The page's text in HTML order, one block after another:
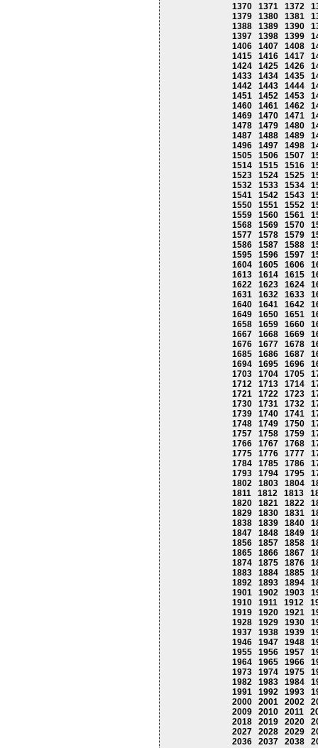
1370
1371 1372
1379
1380 1381
1388
1389 1390
1397
1398 1399
1406
1407 1408
1415
1416 1417
1424
1425 1426
1433
1434 1435
1442
1443 1444
1451
1452 1453
1460
1461 1462
1469
1470 1471
1478
1479 1480
1487
1488 1489
1496
1497 1498
1505
1506 1507
1514
1515 1516
1523
1524 1525
1532
1533 1534
1541
1542 1543
1550
1551 1552
1559
1560 1561
1568
1569 1570
1577
1578 1579
1586
1587 1588
1595
1596 1597
1604
1605 1606
1613
1614 1615
1622
1623 1624
1631
1632 1633
1640
1641 1642
1649
1650 1651
1658
1659 1660
1667
1668 1669
1676
1677 1678
1685
1686 1687
1694
1695 1696
1703
1704 1705
1712
1713 1714
1721
1722 1723
1730
1731 1732
1739
1740 1741
1748
1749 1750
1757
1758 1759
1766
1767 1768
1775
1776 1777
1784
1785 1786
1793
1794 1795
1802
1803 1804
1811
1812 1813
1820
1821 1822
1829
1830 1831
1838
1839 1840
1847
1848 1849
1856
1857 1858
1865
1866 1867
1874
1875 1876
1883
1884 1885
1892
1893 1894
1901
1902 1903
1910
1911 1912
1919
1920 1921
1928
1929 1930
1937
1938 1939
1946
1947 1948
1955
1956 1957
1964
1965 1966
1973
1974 1975
1982
1983 1984
1991
1992 1993
2000
2001 2002
2009
2010 2011
2018
2019 2020
2027
2028 2029
2036
2037 2038